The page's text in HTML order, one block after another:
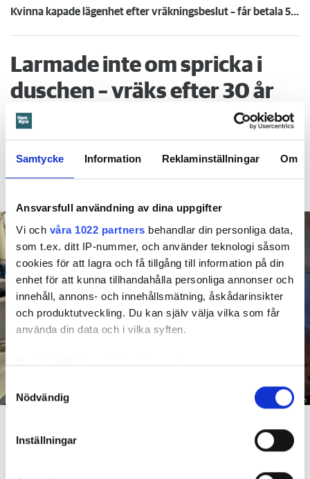
Samtycke Information Reklaminställningar Om
Ansvarsfull användning av dina uppgifter
Vi och våra 1022 partners behandlar din personliga data,
som t.ex. ditt IP-nummer, och använder teknologi såsom
cookies för att lagra och få tillgång till information på din
enhet för att kunna tillhandahålla personliga annonser och
innehåll, annons- och innehållsmätning, åskådarinsikter
och produktutveckling. Du kan själv välja vilka som får
använda din data och i vilka syften.
Med din tillåtelse skulle vi även vilja:
som kan ha en noggrannhet på upp till flera meter
Ta reda på mer om hur dina personliga uppgifter
Nödvändig
Inställningar
Kvinna kapade lägenhet efter vräkningsbeslut – får betala 50 000
Larmade inte om spricka i
duschen – vräks efter 30 år
4 AUGUSTI
BÅSTAD
Hyresgästen larmade inte om en spricka i
duschen som medförde en omfattande vattenskada. Nu
Foto: Hyresnämnden